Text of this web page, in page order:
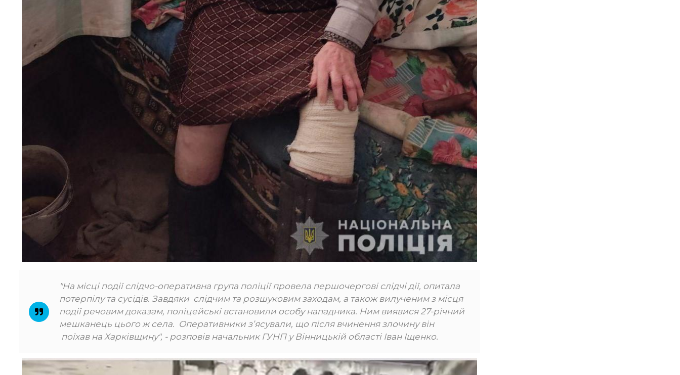
"На місці події слідчо-оперативна група поліції провела першочергові слідчі дії, опитала
потерпілу та сусідів. Завдяки слідчим та розшуковим заходам, а також вилученим з місця
події речовим доказам, поліцейські встановили особу нападника. Ним виявися 27-річний
мешканець цього ж села. Оперативники з’ясували, що після вчинення злочину він
поїхав на Харківщину", - розповів начальник ГУНП у Вінницькій області Іван Іщенко.